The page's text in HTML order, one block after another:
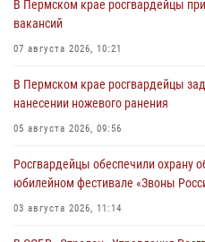
В Пермском крае росгвардейцы
вакансий
07 августа 2026, 10:21
В Пермском крае росгвардейцы
нанесении ножевого ранения
05 августа 2026, 09:56
Росгвардейцы обеспечили охрану
юбилейном фестивале «Звоны
03 августа 2026, 11:14